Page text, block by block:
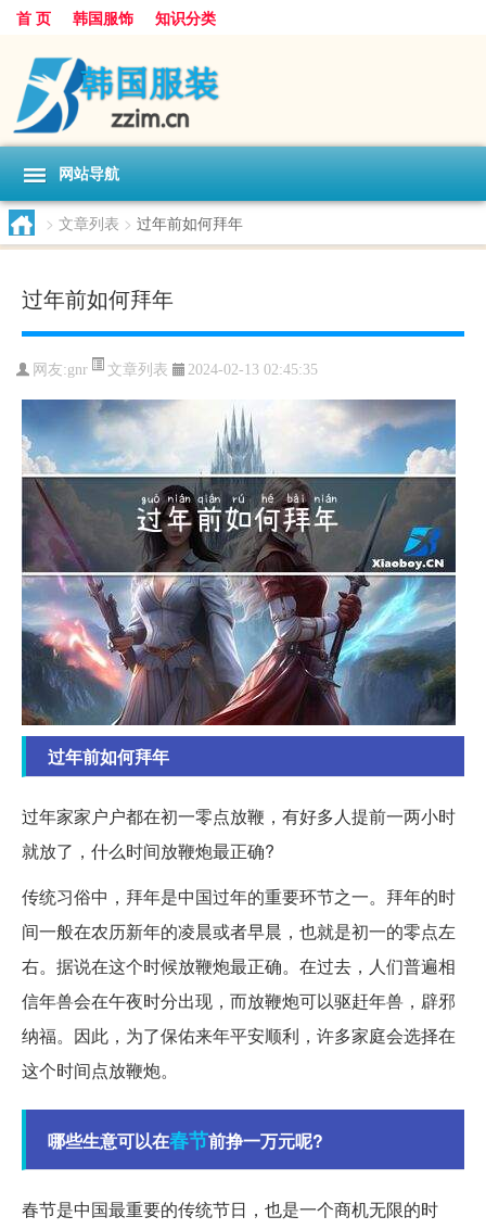
首 页 韩国服饰 知识分类
网站导航
> 文章列表 > 过年前如何拜年
过年前如何拜年
网友:gnr 文章列表 2024-02-13 02:45:35
过年前如何拜年
过年家家户户都在初一零点放鞭，有好多人提前一两小时
就放了，什么时间放鞭炮最正确?
传统习俗中，拜年是中国过年的重要环节之一。拜年的时
间一般在农历新年的凌晨或者早晨，也就是初一的零点左
右。据说在这个时候放鞭炮最正确。在过去，人们普遍相
信年兽会在午夜时分出现，而放鞭炮可以驱赶年兽，辟邪
纳福。因此，为了保佑来年平安顺利，许多家庭会选择在
这个时间点放鞭炮。
哪些生意可以在春节前挣一万元呢?
春节是中国最重要的传统节日，也是一个商机无限的时